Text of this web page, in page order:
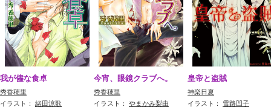
我が儘な食卓
秀香穂里
イラスト： 緒田涼歌
今宵、眼鏡クラブへ。
秀香穂里
イラスト： やまかみ梨由
皇帝と盗賊
神楽日夏
イラスト： 雪路凹子